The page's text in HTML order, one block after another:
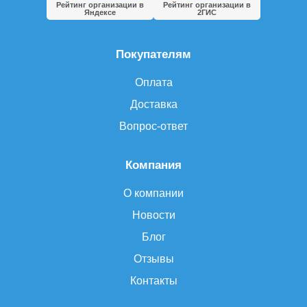
Компания
О компании
Новости
Блог
Отзывы
Контакты
Покупателям
Оплата
Доставка
Вопрос-ответ
Рейтинг организации в
Яндексе
Рейтинг организации в
2ГИС